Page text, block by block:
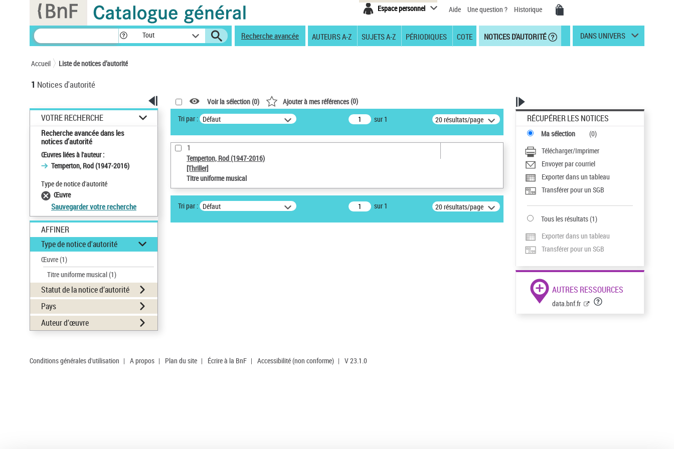
Espace personnel Aide Une question ? Historique
Tout Recherche avancée AUTEURS A-Z SUJETS A-Z PÉRIODIQUES COTE NOTICES D'AUTORITÉ DANS UNIVERS
Accueil Liste de notices d’autorité
1 Notices d'autorité
VOTRE RECHERCHE
Recherche avancée dans les
notices d’autorité
Œuvres liées à l'auteur :
Temperton, Rod (1947-2016)
Type de notice d'autorité
Œuvre
Sauvegarder votre recherche
AFFINER
Type de notice d'autorité
Œuvre(1)
Titre uniforme musical(1)
Statut de la notice d’autorité
Pays
Auteur d’œuvre
Voir la sélection (0) Ajouter à mes références(0)
Tri par : Défaut sur 1 20 résultats/page
1
Temperton, Rod (1947-2016)
[Thriller]
Titre uniforme musical
Tri par : Défaut sur 1 20 résultats/page
RÉCUPÉRER LES NOTICES
Ma sélection (0)
Télécharger/Imprimer
Envoyer par courriel
Exporter dans un tableau
Transférer pour un SGB
Tous les résultats(1)
Exporter dans un tableau
Transférer pour un SGB
AUTRES RESSOURCES
data.bnf.fr
Conditions générales d'utilisation | A propos | Plan du site | Écrire à la BnF | Accessibilité (non conforme) | V 23.1.0
Panneau de gestion des cookies